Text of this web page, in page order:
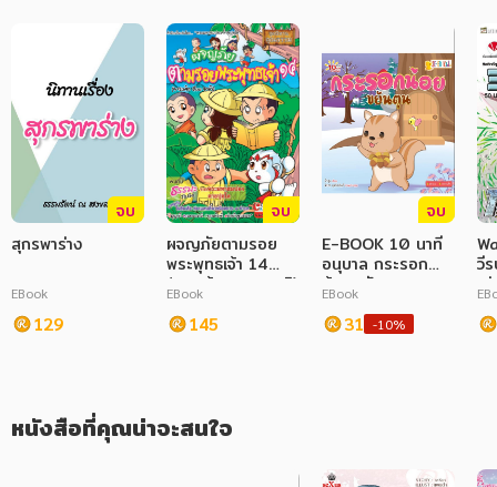
ภาษาศาสตร์
หนังสือเด็ก
การพัฒนาตนเอง
การ์ตูนความรู้ การ์ตูน
การ์ตูนมังงะ (Manga)
จบ
สุกรพาร่าง
EBook
129
จบ
ผจญภัยตามรอย
พระพุทธเจ้า 14
(พระเจ้า 500 ชาติ)
(ฉบับการ์ตูน)
EBook
145
จบ
E-BOOK 10 นาที
อนุบาล กระรอก
น้อยขยันตุน
EBook
31 -10%
วี
เ
หนังสือที่คุณน่าจะสนใจ